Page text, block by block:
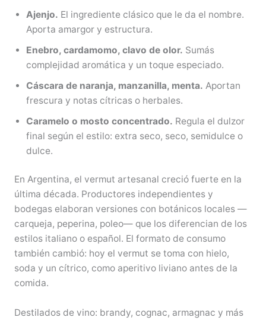
Ajenjo. El ingrediente clásico que le da el nombre.
Aporta amargor y estructura.
Enebro, cardamomo, clavo de olor. Sumás
complejidad aromática y un toque especiado.
Cáscara de naranja, manzanilla, menta. Aportan
frescura y notas cítricas o herbales.
Caramelo o mosto concentrado. Regula el dulzor
final según el estilo: extra seco, seco, semidulce o
dulce.
En Argentina, el vermut artesanal creció fuerte en la
última década. Productores independientes y
bodegas elaboran versiones con botánicos locales —
carqueja, peperina, poleo— que los diferencian de los
estilos italiano o español. El formato de consumo
también cambió: hoy el vermut se toma con hielo,
soda y un cítrico, como aperitivo liviano antes de la
comida.
Destilados de vino: brandy, cognac, armagnac y más